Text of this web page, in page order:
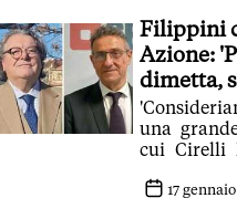
Filippini
Azione:
dimetta,
una
cui Cirelli
17 gennaio